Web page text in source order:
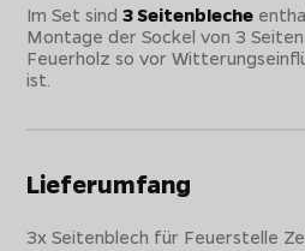
Im Set sind3 Seitenbleche
Montage der Sockel von 3
Feuerholz so vor
ist.
Lieferumfang
3x Seitenblech für Feuerstelle